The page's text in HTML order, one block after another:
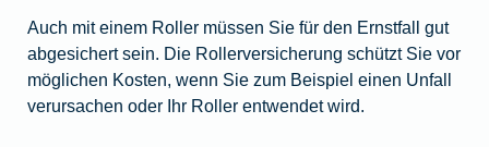
Auch mit einem Roller müssen Sie für den Ernstfall gut
abgesichert sein. Die Rollerversicherung schützt Sie vor
möglichen Kosten, wenn Sie zum Beispiel einen Unfall
verursachen oder Ihr Roller entwendet wird.